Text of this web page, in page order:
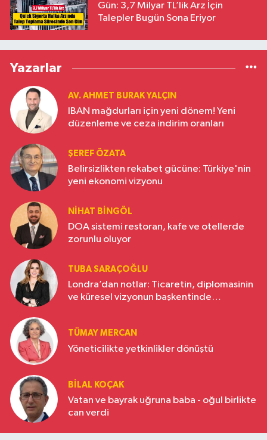
Gün: 3,7 Milyar TL’lik Arz İçin
Talepler Bugün Sona Eriyor
Yazarlar
AV. AHMET BURAK YALÇIN
IBAN mağdurları için yeni dönem! Yeni
düzenleme ve ceza indirim oranları
ŞEREF ÖZATA
Belirsizlikten rekabet gücüne: Türkiye'nin
yeni ekonomi vizyonu
NIHAT BINGÖL
DOA sistemi restoran, kafe ve otellerde
zorunlu oluyor
TUBA SARAÇOĞLU
Londra’dan notlar: Ticaretin, diplomasinin
ve küresel vizyonun başkentinde
TÜMAY MERCAN
Yöneticilikte yetkinlikler dönüştü
BILAL KOÇAK
Vatan ve bayrak uğruna baba - oğul birlikte
can verdi